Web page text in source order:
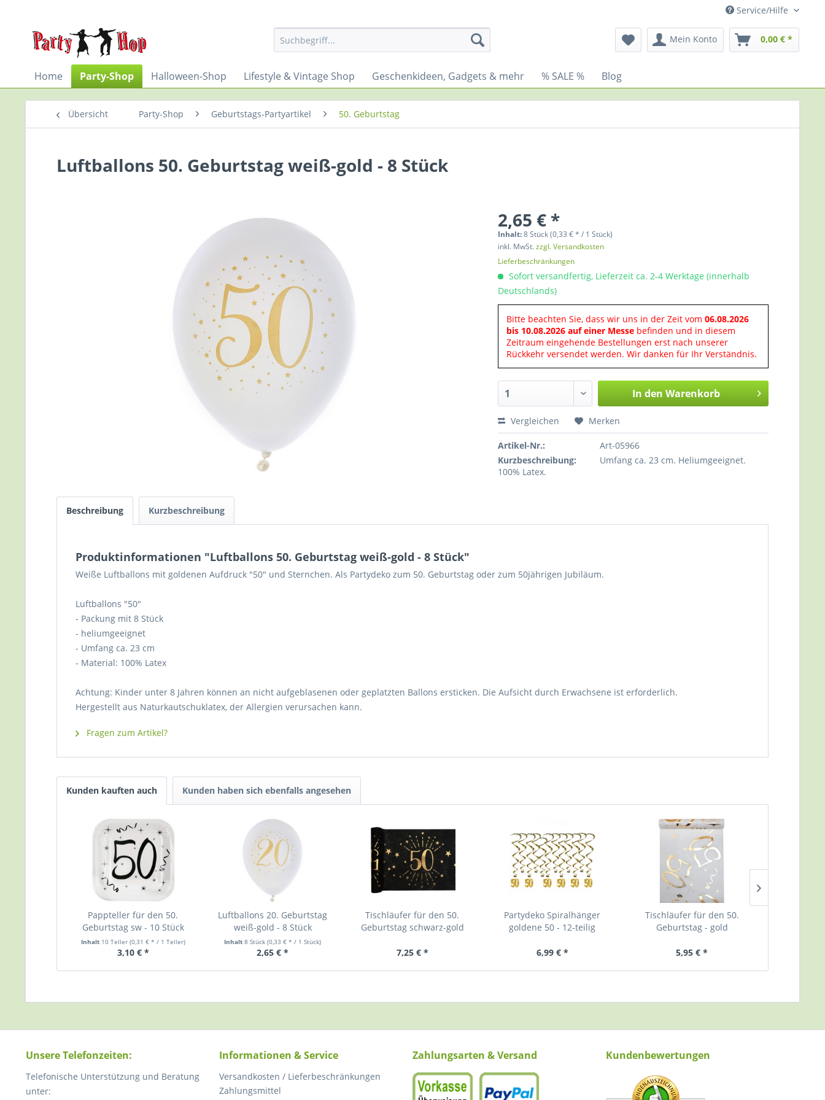
Service/Hilfe
Mein Konto 0,00 € *
Home Party-Shop Halloween-Shop Lifestyle & Vintage Shop Geschenkideen, Gadgets & mehr % SALE % Blog
Übersicht Party-Shop Geburtstags-Partyartikel 50. Geburtstag
Luftballons 50. Geburtstag weiß-gold - 8 Stück
2,65 € *
Inhalt:8 Stück (0,33 € * / 1 Stück)
inkl. MwSt.zzgl. Versandkosten
Lieferbeschränkungen
Sofort versandfertig, Lieferzeit ca. 2-4 Werktage (innerhalb
Deutschlands)
Bitte beachten Sie, dass wir uns in der Zeit vom06.08.2026
bis 10.08.2026 auf einer Messe befinden und in diesem
Zeitraum eingehende Bestellungen erst nach unserer
Rückkehr versendet werden. Wir danken für Ihr Verständnis.
In den Warenkorb
Vergleichen Merken
Artikel-Nr.:
Art-05966
Kurzbeschreibung:
Umfang ca. 23 cm. Heliumgeeignet.
100% Latex.
Beschreibung Kurzbeschreibung
Produktinformationen "Luftballons 50. Geburtstag weiß-gold - 8 Stück"
Weiße Luftballons mit goldenen Aufdruck "50" und Sternchen. Als Partydeko zum 50. Geburtstag oder zum 50jährigen Jubiläum.
Luftballons "50"
- Packung mit 8 Stück
- heliumgeeignet
- Umfang ca. 23 cm
- Material: 100% Latex
Achtung: Kinder unter 8 Jahren können an nicht aufgeblasenen oder geplatzten Ballons ersticken. Die Aufsicht durch Erwachsene ist erforderlich.
Hergestellt aus Naturkautschuklatex, der Allergien verursachen kann.
Fragen zum Artikel?
Kunden kauften auch Kunden haben sich ebenfalls angesehen
Pappteller für den 50.
Geburtstag sw - 10 Stück
Inhalt 10 Teller (0,31 € * / 1 Teller)
3,10 € *
Luftballons 20. Geburtstag
weiß-gold - 8 Stück
Inhalt8 Stück(0,33 € * / 1 Stück)
2,65 € *
Tischläufer für den 50.
Geburtstag schwarz-gold
7,25 € *
Partydeko Spiralhänger
goldene 50 - 12-teilig
6,99 € *
Tischläufer für den 50.
Geburtstag - gold
5,95 € *
Unsere Telefonzeiten:
Telefonische Unterstützung und Beratung
unter:
Informationen & Service
Versandkosten / Lieferbeschränkungen
Zahlungsmittel
Zahlungsarten & Versand Kundenbewertungen